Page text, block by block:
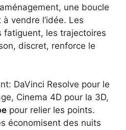
une boucle
vendre l’idée. Les
fatiguent, les trajectoires
discret, renforce le
DaVinci Resolve pour le
Cinema 4D pour la 3D,
pour relier les points.
économisent des nuits